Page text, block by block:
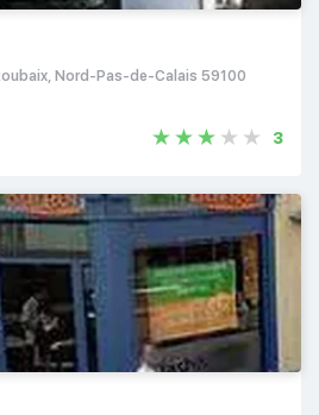
Nord-Pas-de-Calais 59100
3